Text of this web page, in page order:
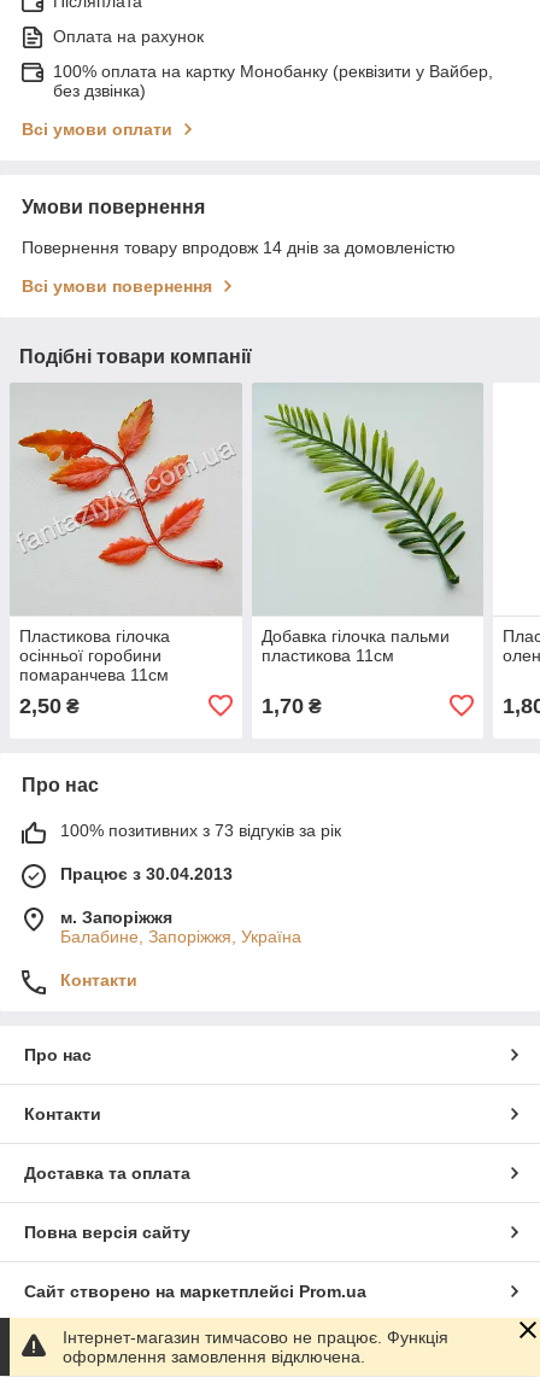
Оплата на рахунок
100% оплата на картку Монобанку (реквізити у Вайбер,
без дзвінка)
Всі умови оплати
Умови повернення
Повернення товару впродовж 14 днів за домовленістю
Всі умови повернення
Подібні товари компанії
Пластикова гілочка
осінньої горобини
помаранчева 11см
2,50 ₴
Добавка гілочка пальми
пластикова 11см
1,70₴
Про нас
100% позитивних з 73 відгуків за рік
Працює з 30.04.2013
м. Запоріжжя
Балабине, Запоріжжя, Україна
Контакти
Про нас
Контакти
Доставка та оплата
Повна версія сайту
Сайт створено на маркетплейсі Prom.ua
Політика конфіденційності
Інтернет-магазин тимчасово не працює. Функція
оформлення замовлення відключена.